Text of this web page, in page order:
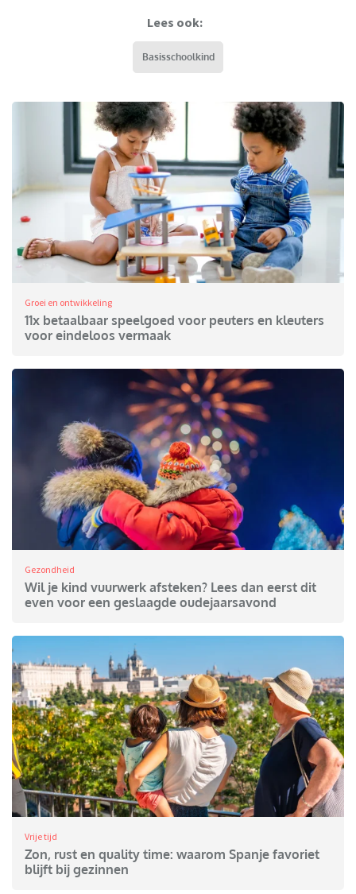
Lees ook:
Basisschoolkind
Groei en ontwikkeling
11x betaalbaar speelgoed voor peuters en kleuters
voor eindeloos vermaak
Gezondheid
Wil je kind vuurwerk afsteken? Lees dan eerst dit
even voor een geslaagde oudejaarsavond
Vrije tijd
Zon, rust en quality time: waarom Spanje favoriet
blijft bij gezinnen